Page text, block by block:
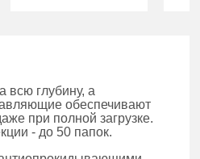
всю глубину, а
обеспечивают
при полной загрузке.
- до 50 папок.